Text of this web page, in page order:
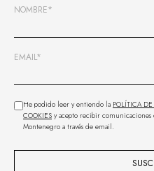
NOMBRE*
EMAIL*
He podido leer y entiendo la POLÍTICA
COOKIES y acepto recibir comunicaciones
Montenegro a través de email.